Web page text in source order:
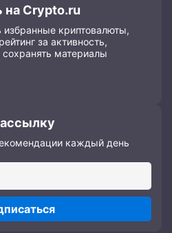
на Crypto.ru
криптовалюты,
за активность,
материалы
каждый день